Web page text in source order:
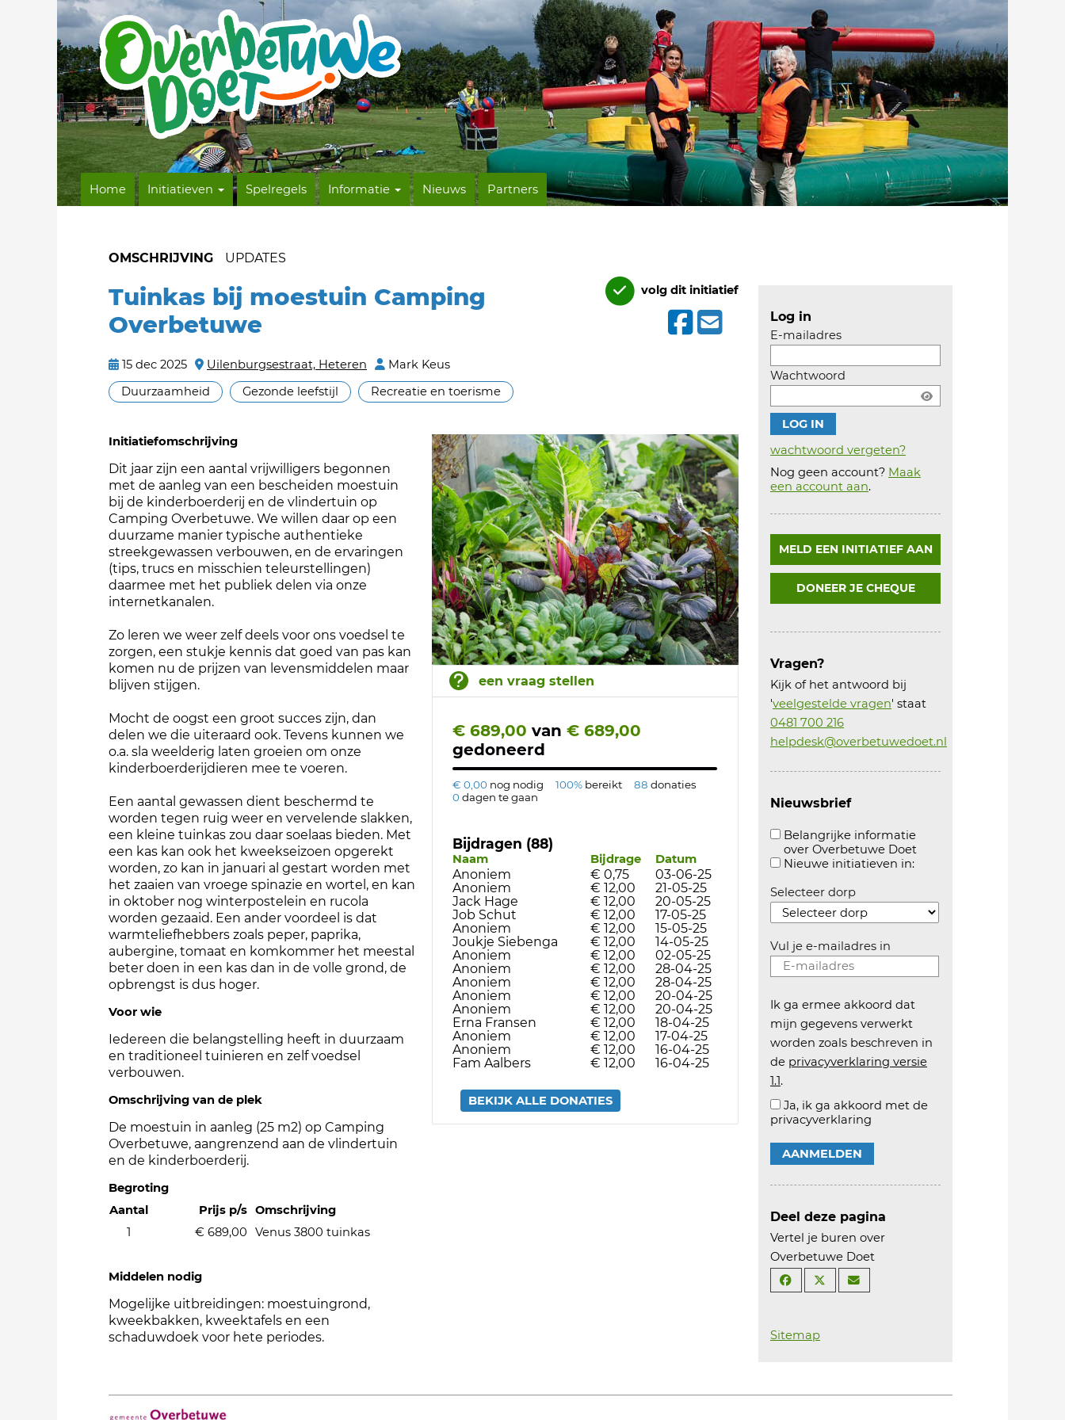
Home Initiatieven Spelregels Informatie Nieuws Partners
OMSCHRIJVING UPDATES
Tuinkas bij moestuin Camping
Overbetuwe
15 dec 2025 Uilenburgsestraat, Heteren
Mark Keus
Duurzaamheid
Gezonde leefstijl Recreatie en toerisme
volg dit initiatief
een vraag stellen
€ 689,00 van € 689,00
gedoneerd
€ 0,00 nog nodig 100% bereikt 88 donaties
0dagen te gaan
Bijdragen (88)
Naam Bijdrage Datum
Anoniem € 0,75
03-06-25
Anoniem
€ 12,00
21-05-25
Jack Hage
€ 12,00
20-05-25
Job Schut
€ 12,00
17-05-25
Anoniem
€ 12,00
15-05-25
Joukje Siebenga
€ 12,00
14-05-25
Anoniem
€ 12,00
02-05-25
Anoniem
€ 12,00
28-04-25
Anoniem
€ 12,00
28-04-25
Anoniem
€ 12,00
20-04-25
Anoniem
€ 12,00
20-04-25
Erna Fransen
€ 12,00
18-04-25
Anoniem
€ 12,00
17-04-25
Anoniem
€ 12,00
16-04-25
Fam Aalbers
€ 12,00 16-04-25
BEKIJK ALLE DONATIES
Initiatiefomschrijving
Dit jaar zijn een aantal vrijwilligers begonnen
met de aanleg van een bescheiden moestuin
bij de kinderboerderij en de vlindertuin op
Camping Overbetuwe. We willen daar op een
duurzame manier typische authentieke
streekgewassen verbouwen, en de ervaringen
(tips, trucs en misschien teleurstellingen)
daarmee met het publiek delen via onze
internetkanalen.
Zo leren we weer zelf deels voor ons voedsel te
zorgen, een stukje kennis dat goed van pas kan
komen nu de prijzen van levensmiddelen maar
blijven stijgen.
Mocht de oogst een groot succes zijn, dan
delen we die uiteraard ook. Tevens kunnen we
o.a. sla weelderig laten groeien om onze
kinderboerderijdieren mee te voeren.
Een aantal gewassen dient beschermd te
worden tegen ruig weer en vervelende slakken,
een kleine tuinkas zou daar soelaas bieden. Met
een kas kan ook het kweekseizoen opgerekt
worden, zo kan in januari al gestart worden met
het zaaien van vroege spinazie en wortel, en kan
in oktober nog winterpostelein en rucola
worden gezaaid. Een ander voordeel is dat
warmteliefhebbers zoals peper, paprika,
aubergine, tomaat en komkommer het meestal
beter doen in een kas dan in de volle grond, de
opbrengst is dus hoger.
Voor wie
Iedereen die belangstelling heeft in duurzaam
en traditioneel tuinieren en zelf voedsel
verbouwen.
Omschrijving van de plek
De moestuin in aanleg (25 m2) op Camping
Overbetuwe, aangrenzend aan de vlindertuin
en de kinderboerderij.
Begroting
Aantal
Prijs p/s Omschrijving
1
€ 689,00 Venus 3800 tuinkas
Middelen nodig
Mogelijke uitbreidingen: moestuingrond,
kweekbakken, kweektafels en een
schaduwdoek voor hete periodes.
Log in
E-mailadres
Wachtwoord
wachtwoord vergeten?
Nog geen account? Maak
een account aan.Account
MELD EEN INITIATIEF AAN
DONEER JE CHEQUE
Vragen?
Kijk of het antwoord bij
'veelgestelde vragen' staat
0481 700 216
helpdesk@overbetuwedoet.nl
Nieuwsbrief
Belangrijke informatie
over Overbetuwe Doet
Aanvinken om belangrijke informatie over
Nieuwe initiatieven in:Aanvinken om
Selecteer dorp
Vul je e-mailadres in
Ik ga ermee akkoord dat
mijn gegevens verwerkt
worden zoals beschreven in
de privacyverklaring versie
1.1.
Ja, ik ga akkoord met de
privacyverklaring
AANMELDEN
Deel deze pagina
Vertel je buren over
Overbetuwe Doet
Sitemap